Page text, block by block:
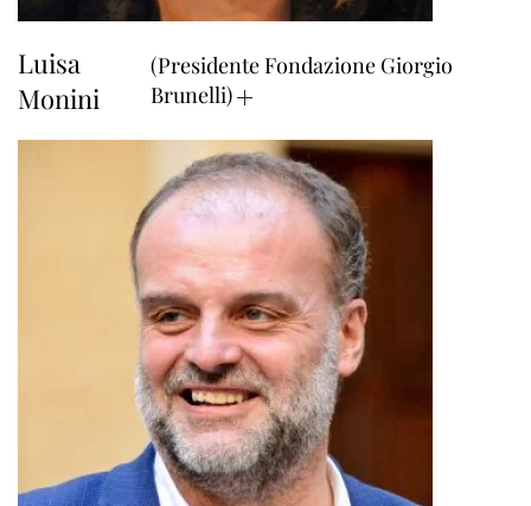
Luisa
Monini
(Presidente Fondazione Giorgio
Brunelli)